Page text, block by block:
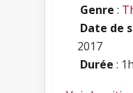
Genre :
Date de
2017
Durée :